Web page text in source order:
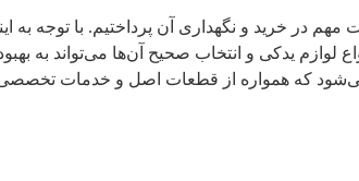
مهم در خرید و نگهداری آن پرداختیم. با توجه
یدکی و انتخاب صحیح آن‌ها می‌تواند به
که همواره از قطعات اصل و خدمات تخصصی